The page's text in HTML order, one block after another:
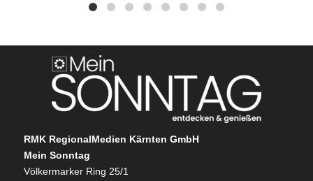
RMK RegionalMedien Kärnten GmbH
Mein Sonntag
Völkermarker Ring 25/1